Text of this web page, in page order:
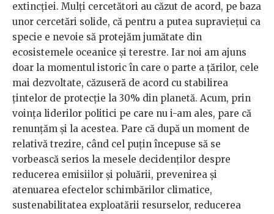
extincției. Mulți cercetători au căzut de acord, pe baza
unor cercetări solide, că pentru a putea supraviețui ca
specie e nevoie să protejăm jumătate din
ecosistemele oceanice și terestre. Iar noi am ajuns
doar la momentul istoric în care o parte a țărilor, cele
mai dezvoltate, căzuseră de acord cu stabilirea
țintelor de protecție la 30% din planetă. Acum, prin
voința liderilor politici pe care nu i-am ales, pare că
renunțăm și la acestea. Pare că după un moment de
relativă trezire, când cel puțin începuse să se
vorbească serios la mesele decidenților despre
reducerea emisiilor și poluării, prevenirea și
atenuarea efectelor schimbărilor climatice,
sustenabilitatea exploatării resurselor, reducerea